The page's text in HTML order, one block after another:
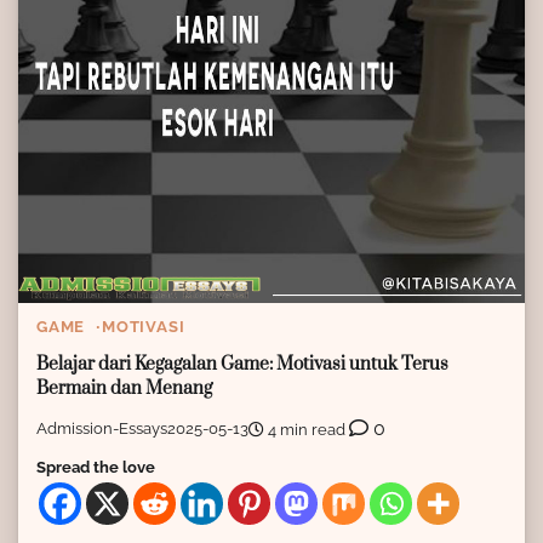
GAME MOTIVASI
Belajar dari Kegagalan Game: Motivasi untuk Terus
Bermain dan Menang
Admission-Essays2025-05-13 4 min read 0
Spread the love